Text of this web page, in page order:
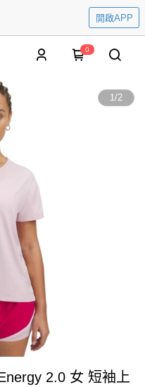
開啟APP
0
1/2
2.0 女 短袖上